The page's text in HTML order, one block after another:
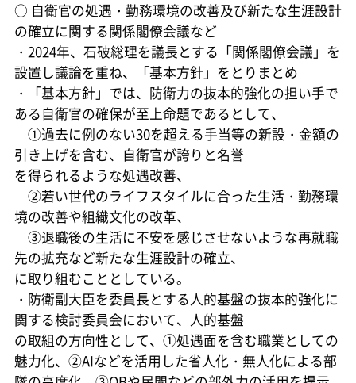
○ 自衛官の処遇・勤務環境の改善及び新たな生涯設計
の確立に関する関係閣僚会議など
・2024年、石破総理を議長とする「関係閣僚会議」を
設置し議論を重ね、「基本方針」をとりまとめ
・「基本方針」では、防衛力の抜本的強化の担い手で
ある自衛官の確保が至上命題であるとして、
①過去に例のない30を超える手当等の新設・金額の
引き上げを含む、自衛官が誇りと名誉
を得られるような処遇改善、
②若い世代のライフスタイルに合った生活・勤務環
境の改善や組織文化の改革、
③退職後の生活に不安を感じさせないような再就職
先の拡充など新たな生涯設計の確立、
に取り組むこととしている。
・防衛副大臣を委員長とする人的基盤の抜本的強化に
関する検討委員会において、人的基盤
の取組の方向性として、①処遇面を含む職業としての
魅力化、②AIなどを活用した省人化・無人化による部